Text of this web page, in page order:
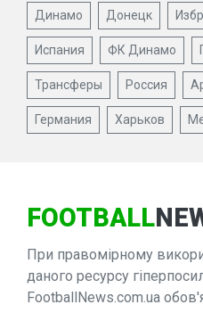
Динамо Донецк
Испания ФК Динамо
Трансферы Россия
Германия Харьков
FOOTBALL
При правомірному
даного ресурсу
FootballNews.com.ua